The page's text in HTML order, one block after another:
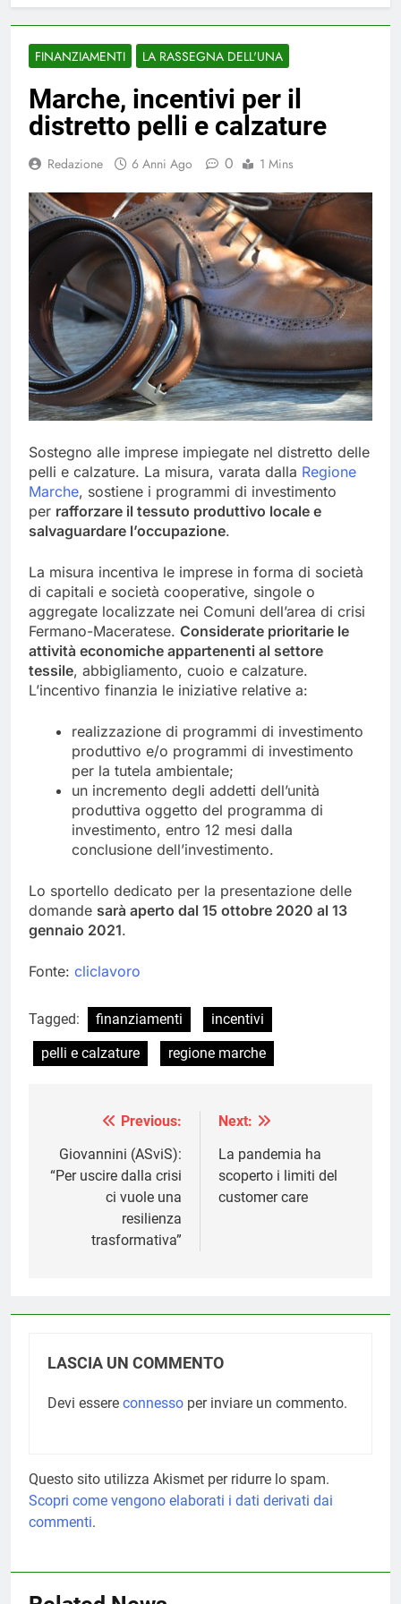
FINANZIAMENTI LA RASSEGNA DELL'UNA
Marche, incentivi per il
distretto pelli e calzature
Redazione 6 Anni Ago 0 1 Mins
Sostegno alle imprese impiegate nel distretto delle
pelli e calzature. La misura, varata dalla Regione
Marche, sostiene i programmi di investimento
per rafforzare il tessuto produttivo locale e
salvaguardare l’occupazione.
La misura incentiva le imprese in forma di società
di capitali e società cooperative, singole o
aggregate localizzate nei Comuni dell’area di crisi
Fermano-Maceratese. Considerate prioritarie le
attività economiche appartenenti al settore
tessile, abbigliamento, cuoio e calzature.
L’incentivo finanzia le iniziative relative a:
realizzazione di programmi di investimento
produttivo e/o programmi di investimento
per la tutela ambientale;
un incremento degli addetti dell’unità
produttiva oggetto del programma di
investimento, entro 12 mesi dalla
conclusione dell’investimento.
Lo sportello dedicato per la presentazione delle
domande sarà aperto dal 15 ottobre 2020 al 13
gennaio 2021.
Fonte: cliclavoro
Tagged: finanziamenti
incentivi
pelli e calzature
regione marche
Navigazione
articoli
Previous:
Giovannini (ASviS):
“Per uscire dalla crisi
ci vuole una
resilienza
trasformativa”
Next:
La pandemia ha
scoperto i limiti del
customer care
LASCIA UN COMMENTO
Devi essere connesso per inviare un commento.
Questo sito utilizza Akismet per ridurre lo spam.
Scopri come vengono elaborati i dati derivati dai
commenti.